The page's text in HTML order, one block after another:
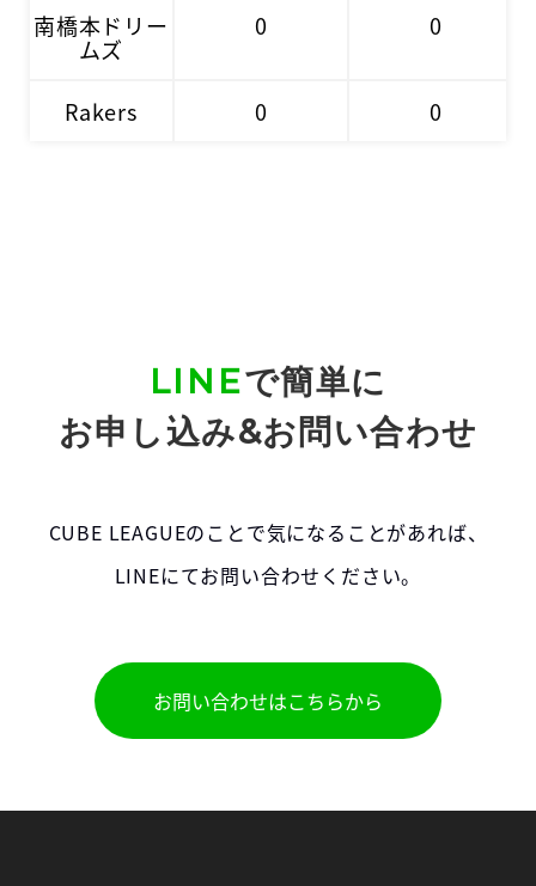
南橋本ドリー
ムズ
0 0
Rakers 0 0
LINEで簡単に
お申し込み&お問い合わせ
CUBE LEAGUEのことで気になることがあれば、
LINEにてお問い合わせください。
お問い合わせはこちらから